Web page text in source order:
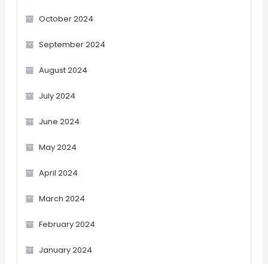
October 2024
September 2024
August 2024
July 2024
June 2024
May 2024
April 2024
March 2024
February 2024
January 2024